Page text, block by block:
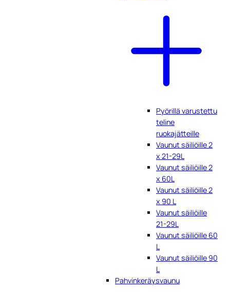
Pyörillä varustettu
teline
ruokajätteille
Vaunut säiliöille 2
x 21-29L
Vaunut säiliöille 2
x 60L
Vaunut säiliöille 2
x 90 L
Vaunut säiliöille
21-29L
Vaunut säiliöille 60
L
Vaunut säiliöille 90
L
Pahvinkeräysvaunu